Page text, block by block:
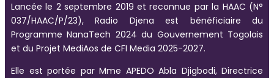
Lancée le 2 septembre 2019 et reconnue par la HAAC (N°
037/HAAC/P/23), Radio Djena est bénéficiaire du
Programme NanaTech 2024 du Gouvernement Togolais
et du Projet MediAos de CFI Media 2025-2027.
Elle est portée par Mme APEDO Abla Djigbodi, Directrice